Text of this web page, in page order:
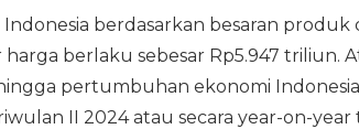
Indonesia berdasarkan besaran
harga berlaku sebesar Rp5.947 triliun.
pertumbuhan ekonomi
II 2024 atau secara year-on-year